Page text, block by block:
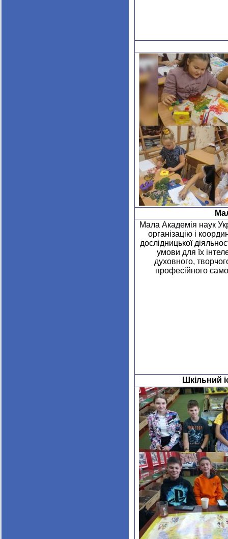
Мала Академія наук
організацію і
дослідницької
умови для їх
духовного,
професійного
Шкільний